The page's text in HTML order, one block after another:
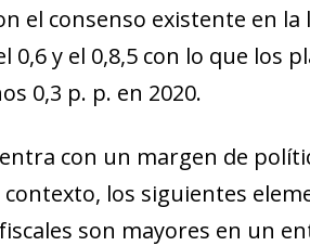
el consenso existente en
y el 0,8,5con lo que los
0,3 p. p. en 2020.
con un margen de
contexto, los siguientes
son mayores en un